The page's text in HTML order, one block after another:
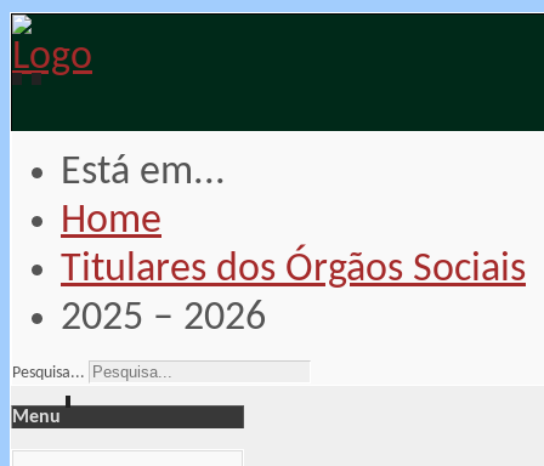
Está em...
Home
Titulares dos Órgãos Sociais
2025 – 2026
Pesquisa...
Menu